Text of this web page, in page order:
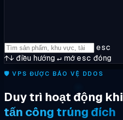
esc
↑↓ điều hướng↵ mởesc đóng
🛡️ VPS ĐƯỢC BẢO VỆ DDOS
Duy trì hoạt động khi
tấn công trúng đích